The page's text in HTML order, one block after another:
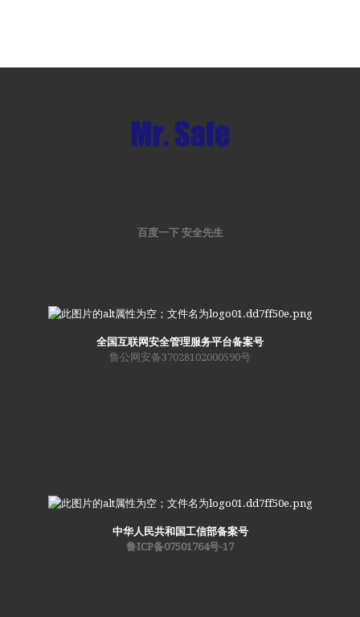
百度一下 安全先生
全国互联网安全管理服务平台备案号
鲁公网安备37028102000590号
中华人民共和国工信部备案号
鲁ICP备07501764号-17